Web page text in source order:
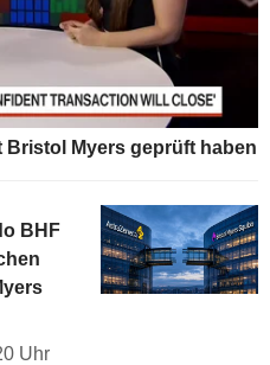
Myers geprüft haben
BHF
Uhr